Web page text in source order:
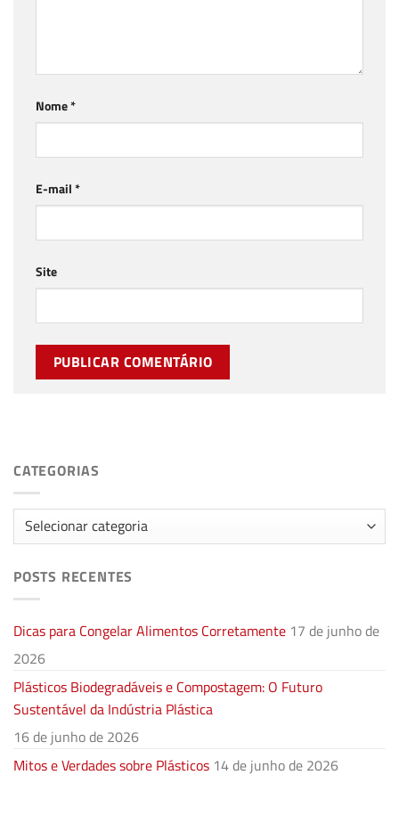
Nome*
E-mail*
Site
CATEGORIAS
Categorias
POSTS RECENTES
Dicas para Congelar Alimentos Corretamente 17 de junho de
2026
Plásticos Biodegradáveis e Compostagem: O Futuro
Sustentável da Indústria Plástica
16 de junho de 2026
Mitos e Verdades sobre Plásticos 14 de junho de 2026